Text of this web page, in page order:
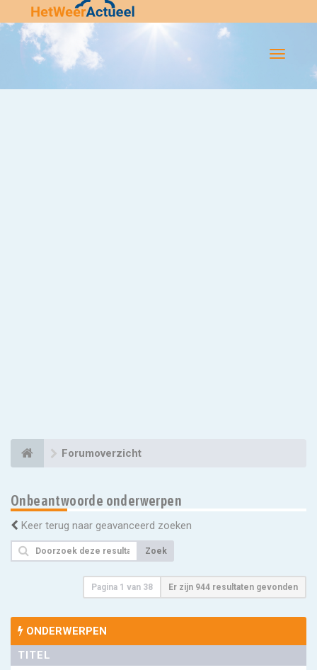
Flip-
Forumoverzicht
Onbeantwoorde onderwerpen
Keer terug naar geavanceerd zoeken
Zoek
Pagina 1 van 38 Er zijn 944 resultaten gevonden
ONDERWERPEN
TITEL